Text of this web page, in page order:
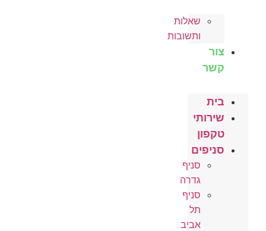
שאלות
ותשובות
צור
קשר
בית
שירותי
טקפון
סניפים
סניף
גדרה
סניף
תל
אביב